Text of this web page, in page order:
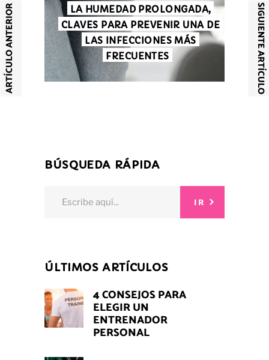
ARTÍCULO ANTERIOR SIGUIENTE ARTÍCULO
LA HUMEDAD PROLONGADA,
CLAVES PARA PREVENIR UNA DE
LAS INFECCIONES MÁS
FRECUENTES
BÚSQUEDA RÁPIDA
IR
ÚLTIMOS ARTÍCULOS
4 CONSEJOS PARA
ELEGIR UN
ENTRENADOR
PERSONAL